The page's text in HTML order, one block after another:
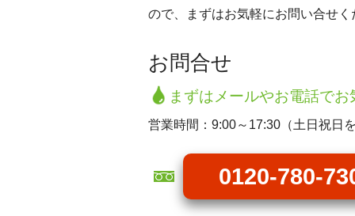
ので、まずはお気軽にお問い合せく
お問合せ
まずはメールやお電話で
営業時間：9:00～17:30（土日祝日
0120-780-